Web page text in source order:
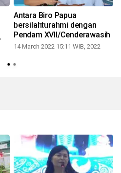
Antara Biro Papua
bersilahturahmi dengan
Pendam XVII/Cenderawasih
14 March 2022 15:11 WIB, 2022